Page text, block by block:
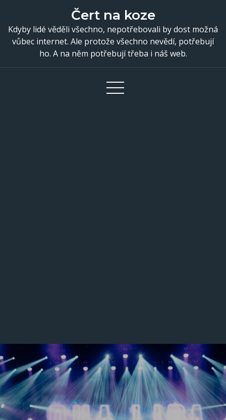
content
Čert na koze
Kdyby lidé věděli všechno, nepotřebovali by dost možná
vůbec internet. Ale protože všechno nevědí, potřebují
ho. A na něm potřebují třeba i náš web.